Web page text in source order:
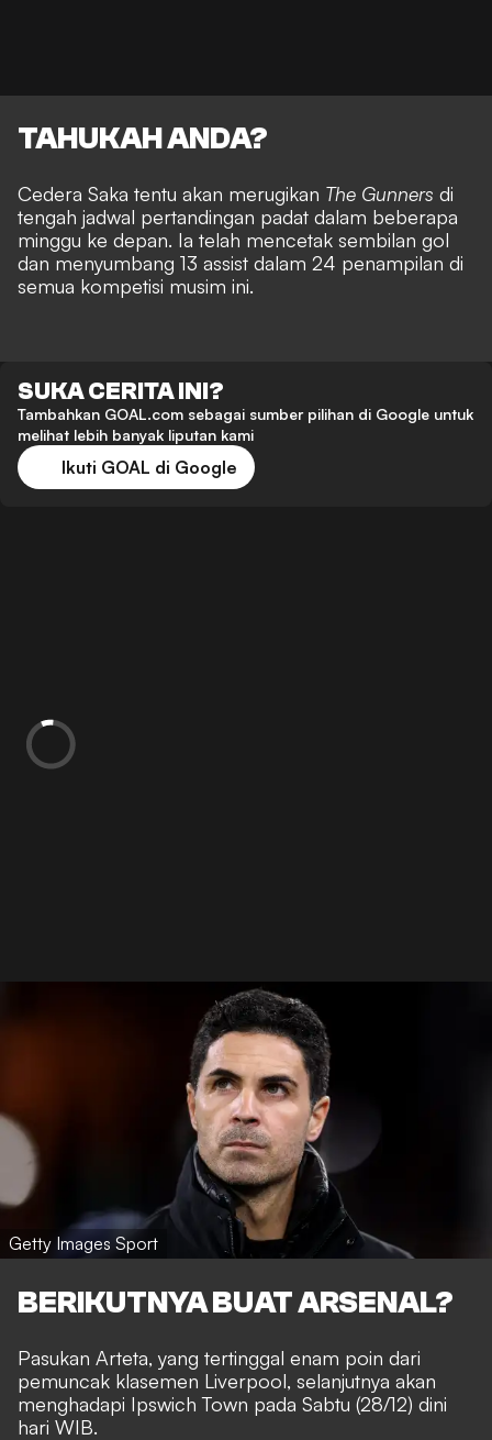
TAHUKAH ANDA?
Cedera Saka tentu akan merugikan The Gunners di
tengah jadwal pertandingan padat dalam beberapa
minggu ke depan. Ia telah mencetak sembilan gol
dan menyumbang 13 assist dalam 24 penampilan di
semua kompetisi musim ini.
SUKA CERITA INI?
Tambahkan GOAL.com sebagai sumber pilihan di Google untuk
melihat lebih banyak liputan kami
Ikuti GOAL di Google
Getty Images Sport
BERIKUTNYA BUAT ARSENAL?
Pasukan Arteta, yang tertinggal enam poin dari
pemuncak klasemen Liverpool, selanjutnya akan
menghadapi Ipswich Town pada Sabtu (28/12) dini
hari WIB.